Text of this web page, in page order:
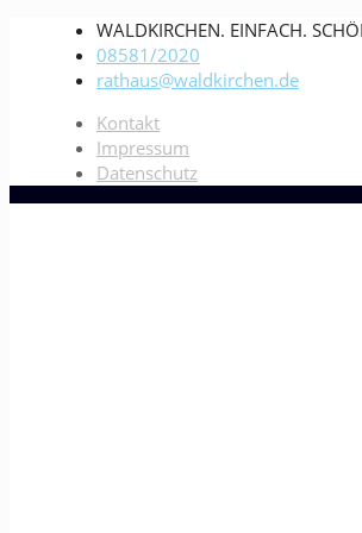
WALDKIRCHEN. EINFACH.
08581/2020
rathaus@waldkirchen.de
Kontakt
Impressum
Datenschutz